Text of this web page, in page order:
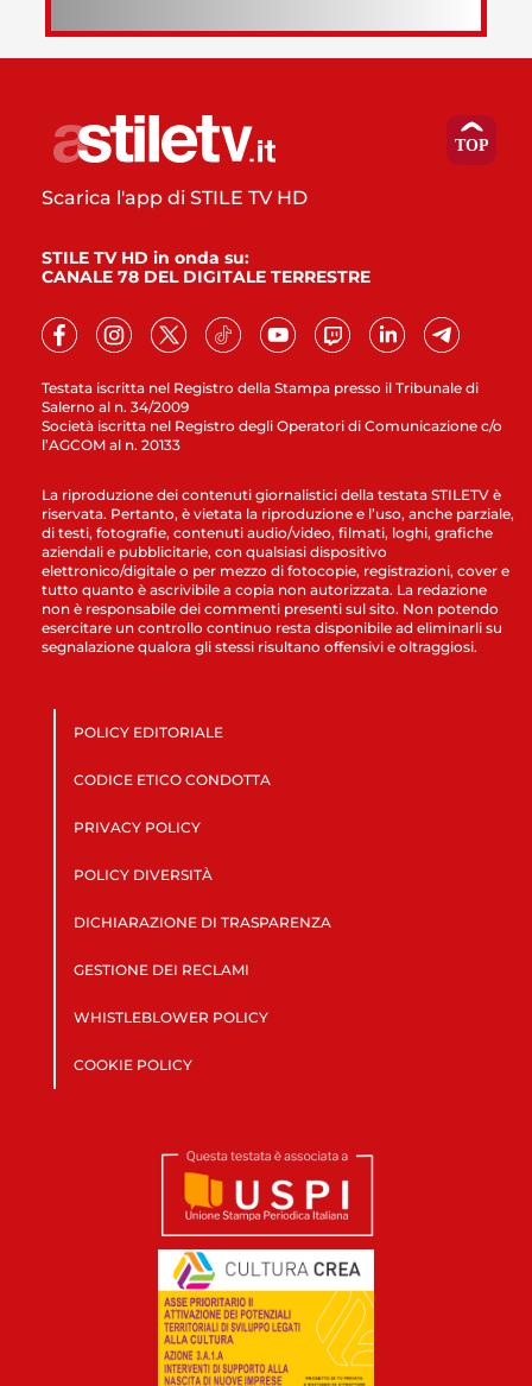
Testata iscritta nel Registro della Stampa presso il Tribunale di
Salerno al n. 34/2009
Società iscritta nel Registro degli Operatori di Comunicazione c/o
l’AGCOM al n. 20133
Scarica l'app di STILE TV HD
STILE TV HD in onda su:
CANALE 78 DEL DIGITALE TERRESTRE
La riproduzione dei contenuti giornalistici della testata STILETV è
riservata. Pertanto, è vietata la riproduzione e l’uso, anche parziale,
di testi, fotografie, contenuti audio/video, filmati, loghi, grafiche
aziendali e pubblicitarie, con qualsiasi dispositivo
elettronico/digitale o per mezzo di fotocopie, registrazioni, cover e
tutto quanto è ascrivibile a copia non autorizzata. La redazione
non è responsabile dei commenti presenti sul sito. Non potendo
esercitare un controllo continuo resta disponibile ad eliminarli su
segnalazione qualora gli stessi risultano offensivi e oltraggiosi.
POLICY EDITORIALE
CODICE ETICO CONDOTTA
PRIVACY POLICY
POLICY DIVERSITÀ
DICHIARAZIONE DI TRASPARENZA
GESTIONE DEI RECLAMI
WHISTLEBLOWER POLICY
COOKIE POLICY